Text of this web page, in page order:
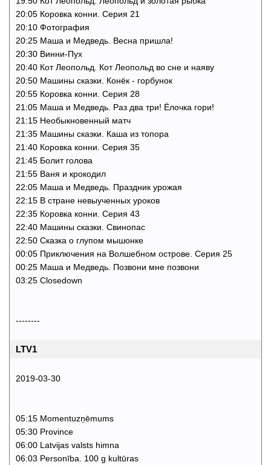
20:05 Коровка конни. Cерия 21
20:10 Фотография
20:25 Маша и Медведь. Весна пришла!
20:30 Винни-Пух
20:40 Кот Леопольд. Кот Леопольд во сне и наяву
20:50 Машины сказки. Конёк - горбунок
20:55 Коровка конни. Cерия 28
21:05 Маша и Медведь. Раз два три! Ёлочка гори!
21:15 Необыкновенный матч
21:35 Машины сказки. Каша из топора
21:40 Коровка конни. Cерия 35
21:45 Болит голова
21:55 Ваня и крокодил
22:05 Маша и Медведь. Праздник урожая
22:15 В стране невыученных уроков
22:35 Коровка конни. Cерия 43
22:40 Машины сказки. Свинопас
22:50 Сказка о глупом мышонке
00:05 Приключения на Волшебном острове. Серия 25
00:25 Маша и Медведь. Позвони мне позвони
03:25 Closedown
--------
LTV1
2019-03-30
05:15 Momentuzņēmums
05:30 Province
06:00 Latvijas valsts himna
06:03 Personība. 100 g kultūras